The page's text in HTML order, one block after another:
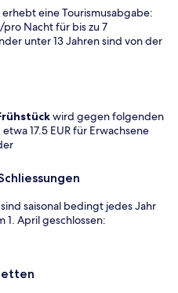
eine Tourismusabgabe:
pro Nacht für bis zu 7
unter 13 Jahren sind von der
wird gegen folgenden
17.5 EUR für Erwachsene
saisonal bedingt jedes Jahr
1. April geschlossen: